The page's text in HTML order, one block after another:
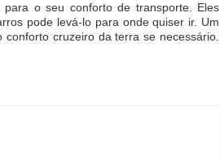
o seu conforto de transporte. Eles
pode levá-lo para onde quiser ir. Um
cruzeiro da terra se necessário.